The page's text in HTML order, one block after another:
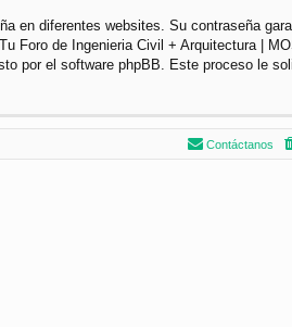
en diferentes websites. Su contraseña
Foro de Ingenieria Civil + Arquitectura |
por el software phpBB. Este proceso le
Contáctanos